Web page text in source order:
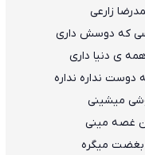
زارعی
که دوسش داری
ی دنیا داری
نداره نداره
میشینی
غصه مینی
بغضت میگره